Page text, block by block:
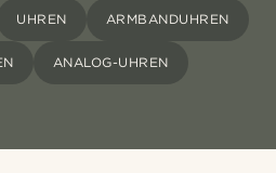
UHREN ARMBANDUHREN
ANALOG-UHREN